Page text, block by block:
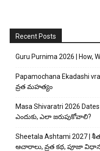
Recent Posts
Guru Purnima 2026 | How,
Papamochana
వ్రత మహత్యం
Masa Shivaratri 2026
ఎందుకు, ఎలా జరుపుకోవాలి?
Sheetala Ashtami 2027 |
ఆచారాలు, వ్రత కథ, పూజా